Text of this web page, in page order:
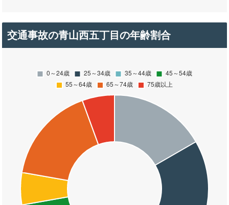
交通事故の青山西五丁目の年齢割合